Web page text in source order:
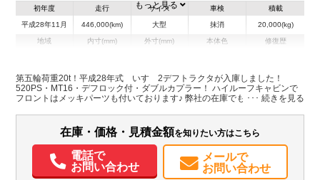
初年度
平成28年11月
走行
446,000(km)
サイズ
大型
車検
抹消
積載
20,000(kg)
地域 内寸(mm) 外寸(mm) 本体色 修復歴
装備情報
エアコン パワステ パワーウィンドウ ABS エアバッグ
電動格納ミラー
もっと見る
第五輪荷重20t！平成28年式 いすゞ2デフトラクタが入庫しました！
520PS・MT16・デフロック付・ダブルカプラー！ ハイルーフキャビンで
フロントはメッキパーツも付いております♪ 弊社の在庫でも第五輪荷重20t
在庫・価格・見積金額を知りたい方はこちら
電話で
お問い合わせ
メールで
お問い合わせ